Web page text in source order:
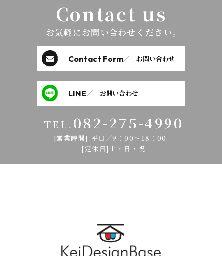
Contact us
お気軽にお問い合わせください。
Contact Form／ お問い合わせ
LINE／ お問い合わせ
TEL. 082-275-4990
[営業時間] 平日／9：00～18：00
[定休日]土・日・祝